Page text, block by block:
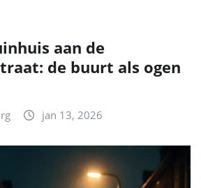
aan de
de buurt als ogen
jan 13, 2026